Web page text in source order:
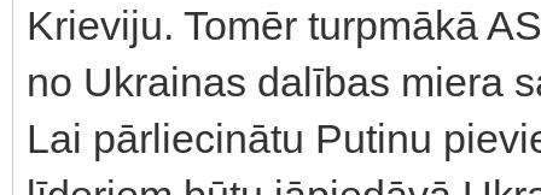
Krieviju. Tomēr turpmākā
no Ukrainas dalības miera
Lai pārliecinātu Putinu